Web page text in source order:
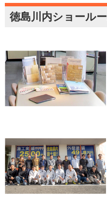
徳島川内ショール